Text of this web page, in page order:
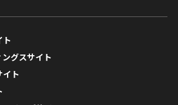
ト
グスサイト
イト